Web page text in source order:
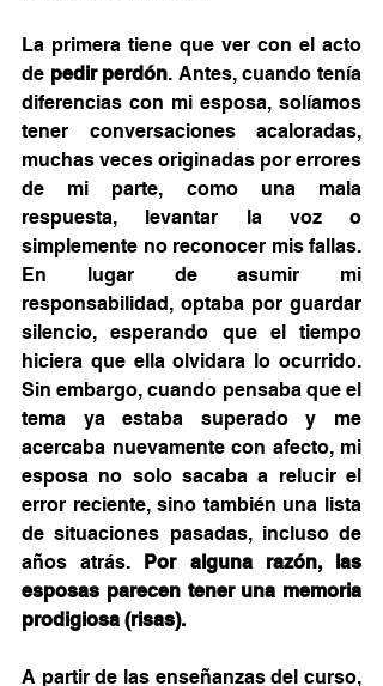
La primera tiene que ver con el acto
de pedir perdón. Antes, cuando tenía
diferencias con mi esposa, solíamos
tener conversaciones acaloradas,
muchas veces originadas por errores
de mi parte, como una mala
respuesta, levantar la voz o
simplemente no reconocer mis fallas.
En lugar de asumir mi
responsabilidad, optaba por guardar
silencio, esperando que el tiempo
hiciera que ella olvidara lo ocurrido.
Sin embargo, cuando pensaba que el
tema ya estaba superado y me
acercaba nuevamente con afecto, mi
esposa no solo sacaba a relucir el
error reciente, sino también una lista
de situaciones pasadas, incluso de
años atrás. Por alguna razón, las
esposas parecen tener una memoria
prodigiosa (risas).
A partir de las enseñanzas del curso,